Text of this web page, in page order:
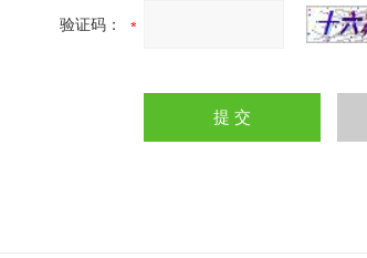
验证码：